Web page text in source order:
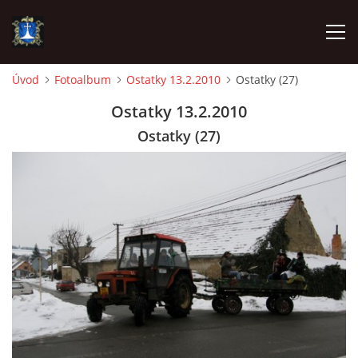
INFORMACE JEDNOTKY »
TECHNIKA
OZNAČENÍ HASIČSKÉ TECHNIKY
Úvod Fotoalbum Ostatky 13.2.2010 Ostatky (27)
Ostatky 13.2.2010
Ostatky (27)